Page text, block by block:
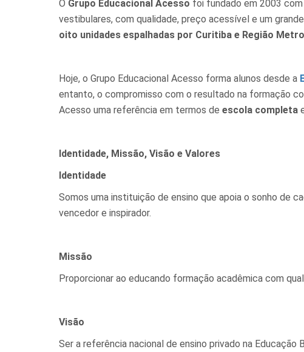
O Grupo Educacional Acesso foi fundado em 2003
vestibulares, com qualidade, preço acessível e um
oito unidades espalhadas por Curitiba e Região
Hoje, o Grupo Educacional Acesso forma alunos desde a
entanto, o compromisso com o resultado na formação
Acesso uma referência em termos de escola completa
Identidade, Missão, Visão e Valores
Identidade
Somos uma instituição de ensino que apoia o sonho de
vencedor e inspirador.
Missão
Proporcionar ao educando formação acadêmica com
Visão
Ser a referência nacional de ensino privado na Educação